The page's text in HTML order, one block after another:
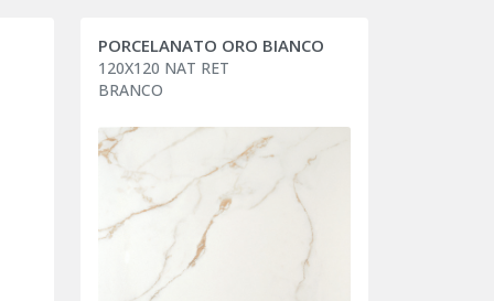
PORCELANATO ORO BIANCO
120X120 NAT RET
BRANCO